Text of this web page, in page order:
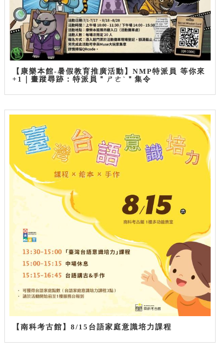
【康樂本館-暑假教育推廣活動】NMP特派員 等你來
+1｜畫蹤尋跡：特派員＂ㄕㄜˋ＂集令
【南科考古館】8/15台語家庭意識培力課程